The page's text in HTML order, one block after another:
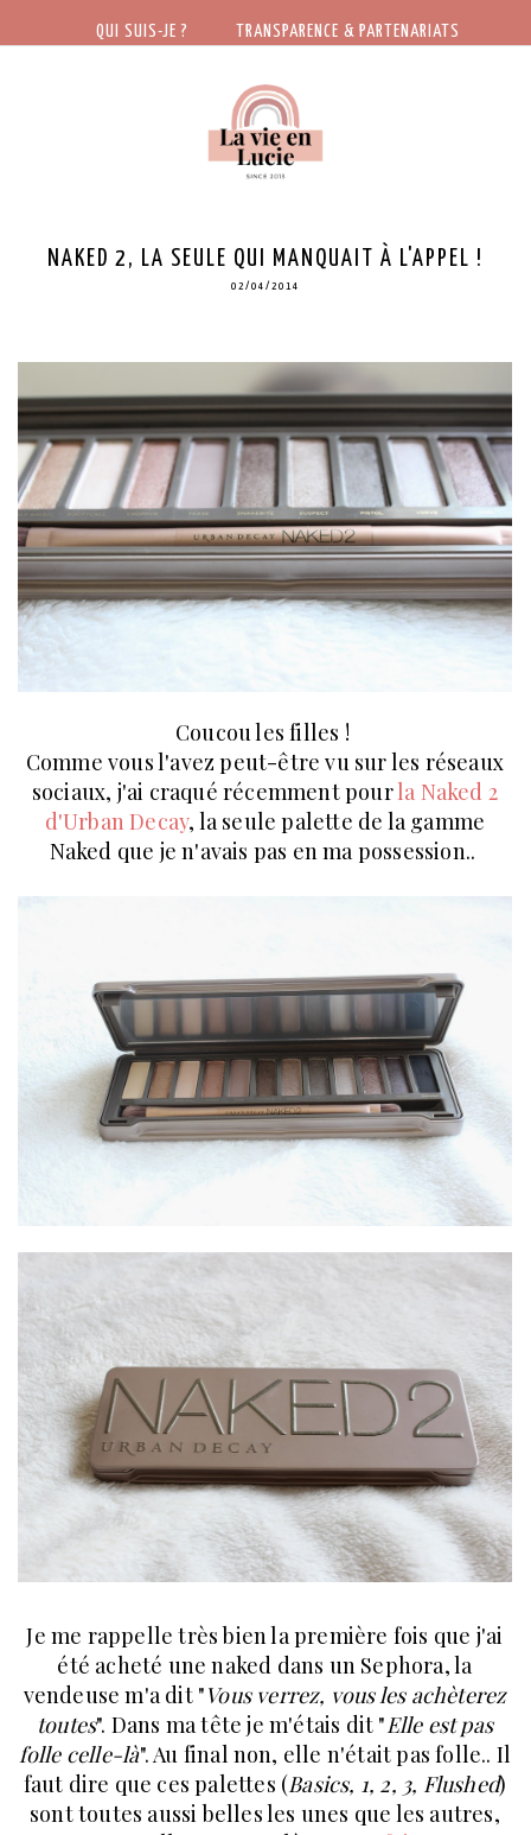
NAKED 2, LA SEULE QUI MANQUAIT À L'APPEL !
02/04/2014
Coucou les filles !
Comme vous l'avez peut-être vu sur les réseaux
sociaux, j'ai craqué récemment pourla Naked 2
d'Urban Decay, la seule palette de la gamme
Naked que je n'avais pas en ma possession..
Je me rappelle très bien la première fois que j'ai
été acheté une naked dans un Sephora, la
vendeuse m'a dit "Vous verrez, vous les achèterez
toutes". Dans ma tête je m'étais dit "Elle est pas
folle celle-là". Au final non, elle n'était pas folle.. Il
faut dire que ces palettes (Basics, 1, 2, 3, Flushed)
sont toutes aussi belles les unes que les autres,
QUI SUIS-JE ? TRANSPARENCE & PARTENARIATS